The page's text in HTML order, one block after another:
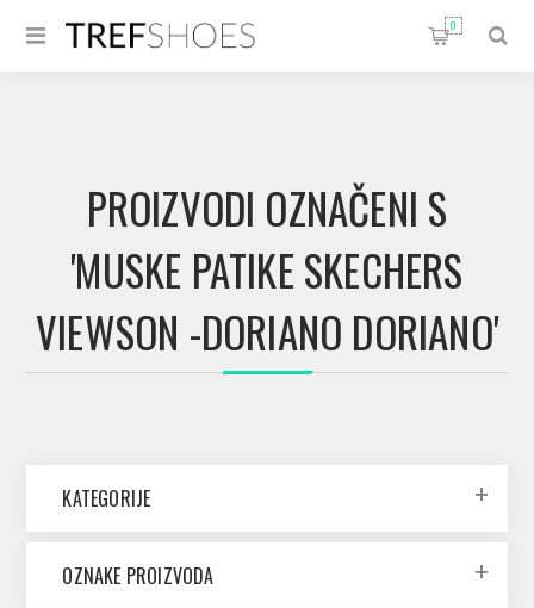
0
PROIZVODI OZNAČENI S
'MUSKE PATIKE SKECHERS
VIEWSON -DORIANO DORIANO'
KATEGORIJE
OZNAKE PROIZVODA